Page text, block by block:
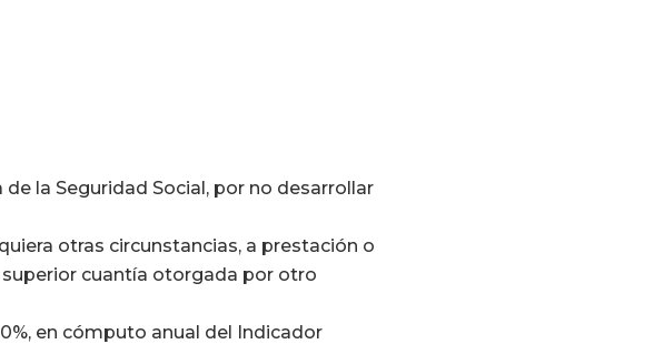
la Seguridad Social, por no desarrollar
otras circunstancias, a prestación o
superior cuantía otorgada por otro
en cómputo anual del Indicador